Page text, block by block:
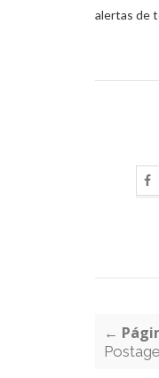
alertas de
←